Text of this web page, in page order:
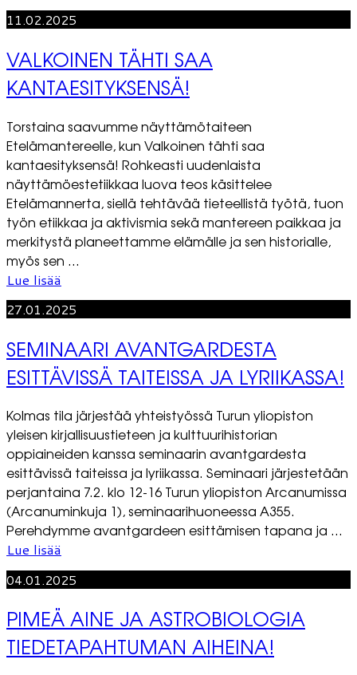
11.02.2025
VALKOINEN TÄHTI SAA
KANTAESITYKSENSÄ!
Torstaina saavumme näyttämötaiteen
Etelämantereelle, kun Valkoinen tähti saa
kantaesityksensä! Rohkeasti uudenlaista
näyttämöestetiikkaa luova teos käsittelee
Etelämannerta, siellä tehtävää tieteellistä työtä, tuon
työn etiikkaa ja aktivismia sekä mantereen paikkaa ja
merkitystä planeettamme elämälle ja sen historialle,
myös sen ...
Lue lisää
27.01.2025
SEMINAARI AVANTGARDESTA
ESITTÄVISSÄ TAITEISSA JA LYRIIKASSA!
Kolmas tila järjestää yhteistyössä Turun yliopiston
yleisen kirjallisuustieteen ja kulttuurihistorian
oppiaineiden kanssa seminaarin avantgardesta
esittävissä taiteissa ja lyriikassa. Seminaari järjestetään
perjantaina 7.2. klo 12-16 Turun yliopiston Arcanumissa
(Arcanuminkuja 1), seminaarihuoneessa A355.
Perehdymme avantgardeen esittämisen tapana ja ...
Lue lisää
04.01.2025
PIMEÄ AINE JA ASTROBIOLOGIA
TIEDETAPAHTUMAN AIHEINA!